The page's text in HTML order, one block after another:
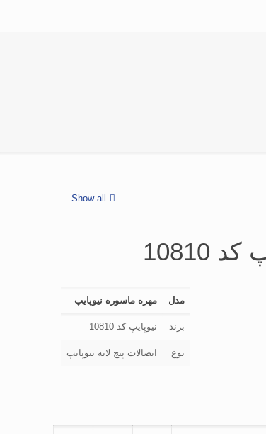
Show all
مدل مهره ماسوره نیوپایپ
برند نیوپایپ کد 10810
نوع اتصالات پنج لایه نیوپایپ